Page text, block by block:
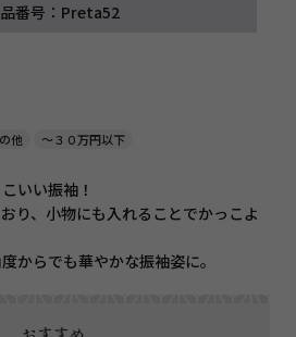
番号：Preta52
他 〜３０万円以下
いい振袖！
り、小物にも入れることでかっこよ
からでも華やかな振袖姿に。